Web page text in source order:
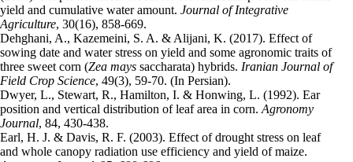
yield and cumulative water amount. Journal of Integrative
Agriculture, 30(16), 858-669.
Dehghani, A., Kazemeini, S. A. & Alijani, K. (2017). Effect of
sowing date and water stress on yield and some agronomic traits of
three sweet corn (Zea mays saccharata) hybrids. Iranian Journal of
Field Crop Science, 49(3), 59-70. (In Persian).
Dwyer, L., Stewart, R., Hamilton, I. & Honwing, L. (1992). Ear
position and vertical distribution of leaf area in corn. Agronomy
Journal, 84, 430-438.
Earl, H. J. & Davis, R. F. (2003). Effect of drought stress on leaf
and whole canopy radiation use efficiency and yield of maize.